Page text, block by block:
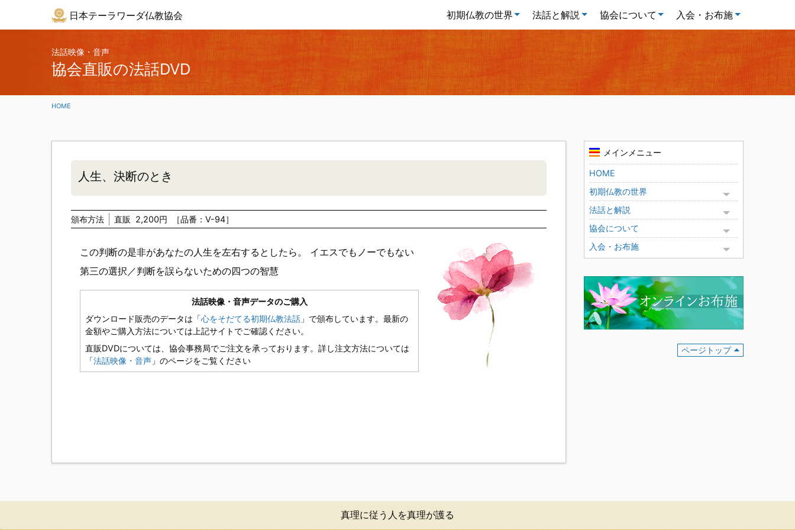
日本テーラワーダ仏教協会 初期仏教の世界 法話と解説 協会について 入会・お布施
法話映像・音声
協会直販の法話DVD
HOME
人生、決断のとき
頒布方法 直販 2,200円 ［品番：V-94］
この判断の是非があなたの人生を左右するとしたら。 イエスでもノーでもない
第三の選択／判断を誤らないための四つの智慧
法話映像・音声データのご購入
ダウンロード販売のデータは「心をそだてる初期仏教法話 」で頒布しています。最新の
金額やご購入方法については上記サイトでご確認ください。
直販DVDについては、協会事務局でご注文を承っております。詳し注文方法については
「法話映像・音声 」のページをご覧ください
メインメニュー
HOME
初期仏教の世界
Toggle menu
法話と解説
Toggle menu
協会について
Toggle menu
入会・お布施
Toggle menu
ページトップ
真理に従う人を真理が護る